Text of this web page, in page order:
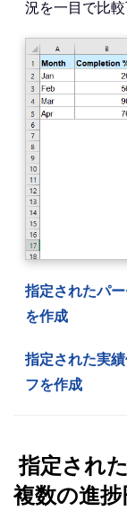
況を一目で比較
指定されたパ
を作成
指定された実
フを作成
指定され
複数の進